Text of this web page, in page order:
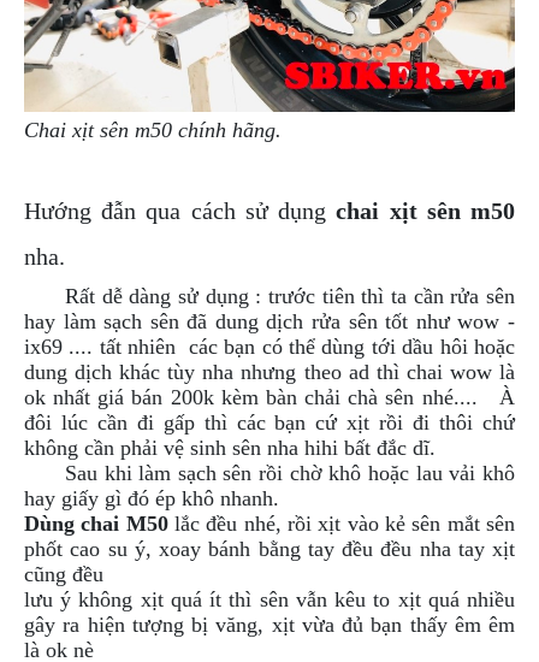
PHỤ
KIỆN
PHƯỢT
CHƠI
KIỆN
MBIKER
HCM
PHẨM
MỚI
BLOG
PHƯỢT
LIÊN
HƯỚNG
DẪN
MUA
HÀNG
Chai xịt sên m50 chính hãng.
Hướng đẫn qua cách sử dụngchai xịt sên m50
nha.
Rất dễ dàng sử dụng : trước tiên thì ta cần rửa sên
hay làm sạch sên đã dung dịch rửa sên tốt như wow -
ix69 .... tất nhiên các bạn có thể dùng tới dầu hôi hoặc
dung dịch khác tùy nha nhưng theo ad thì chai wow là
ok nhất giá bán 200k kèm bàn chải chà sên nhé.... À
đôi lúc cần đi gấp thì các bạn cứ xịt rồi đi thôi chứ
không cần phải vệ sinh sên nha hihi bất đắc dĩ.
Sau khi làm sạch sên rồi chờ khô hoặc lau vải khô
hay giấy gì đó ép khô nhanh.
Dùng chai M50lắc đều nhé, rồi xịt vào kẻ sên mắt sên
phốt cao su ý, xoay bánh bằng tay đều đều nha tay xịt
cũng đều
lưu ý không xịt quá ít thì sên vẫn kêu to xịt quá nhiều
gây ra hiện tượng bị văng, xịt vừa đủ bạn thấy êm êm
là ok nè